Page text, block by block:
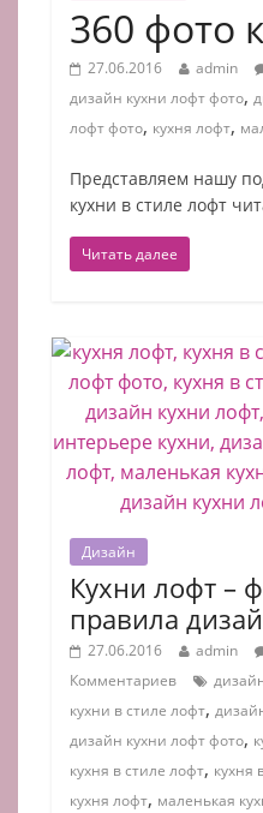
360 фото
27.06.2016 admin
дизайн кухни лофт фото,
лофт фото, кухня лофт,
Представляем нашу
кухни в стиле лофт
Читать далее
Дизайн
Кухни лофт –
правила
27.06.2016 admin
Комментариев
кухни в стиле лофт,
дизайн кухни лофт фото,
кухня в стиле лофт, кухня
кухня лофт, маленькая